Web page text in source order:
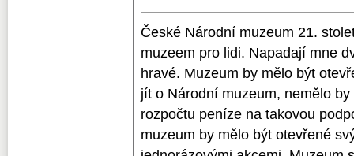
České Národní muzeum 21.
muzeem pro lidi. Napadají mne
hravé. Muzeum by mělo být
jít o Národní muzeum, nemělo
rozpočtu peníze na takovou
muzeum by mělo být otevřené